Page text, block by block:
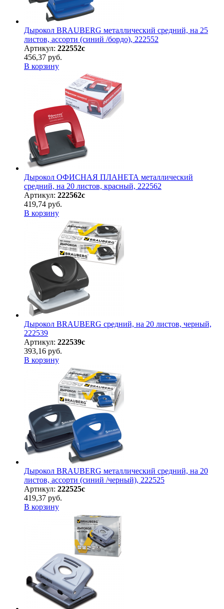
Дырокол BRAUBERG металлический средний, на 25
листов, ассорти (синий /бордо), 222552
Артикул: 222552с
456,37 руб.
В корзину
Дырокол ОФИСНАЯ ПЛАНЕТА металлический
средний, на 20 листов, красный, 222562
Артикул: 222562с
419,74 руб.
В корзину
Дырокол BRAUBERG средний, на 20 листов, черный,
222539
Артикул: 222539с
393,16 руб.
В корзину
Дырокол BRAUBERG металлический средний, на 20
листов, ассорти (синий /черный), 222525
Артикул: 222525с
419,37 руб.
В корзину